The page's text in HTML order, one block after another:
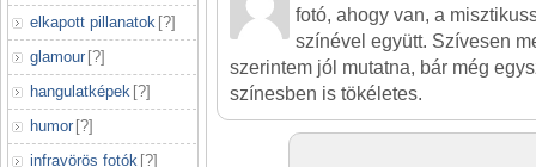
elkapott pillanatok [?]
glamour [?]
hangulatképek [?]
humor [?]
infravörös fotók [?]
fotó, ahogy van, a
színével együtt. Szívesen
szerintem jól mutatna, bár még
színesben is tökéletes.